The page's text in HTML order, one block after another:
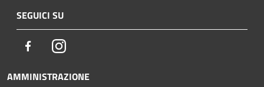
SEGUICI SU
FacebookInstagram
AMMINISTRAZIONE